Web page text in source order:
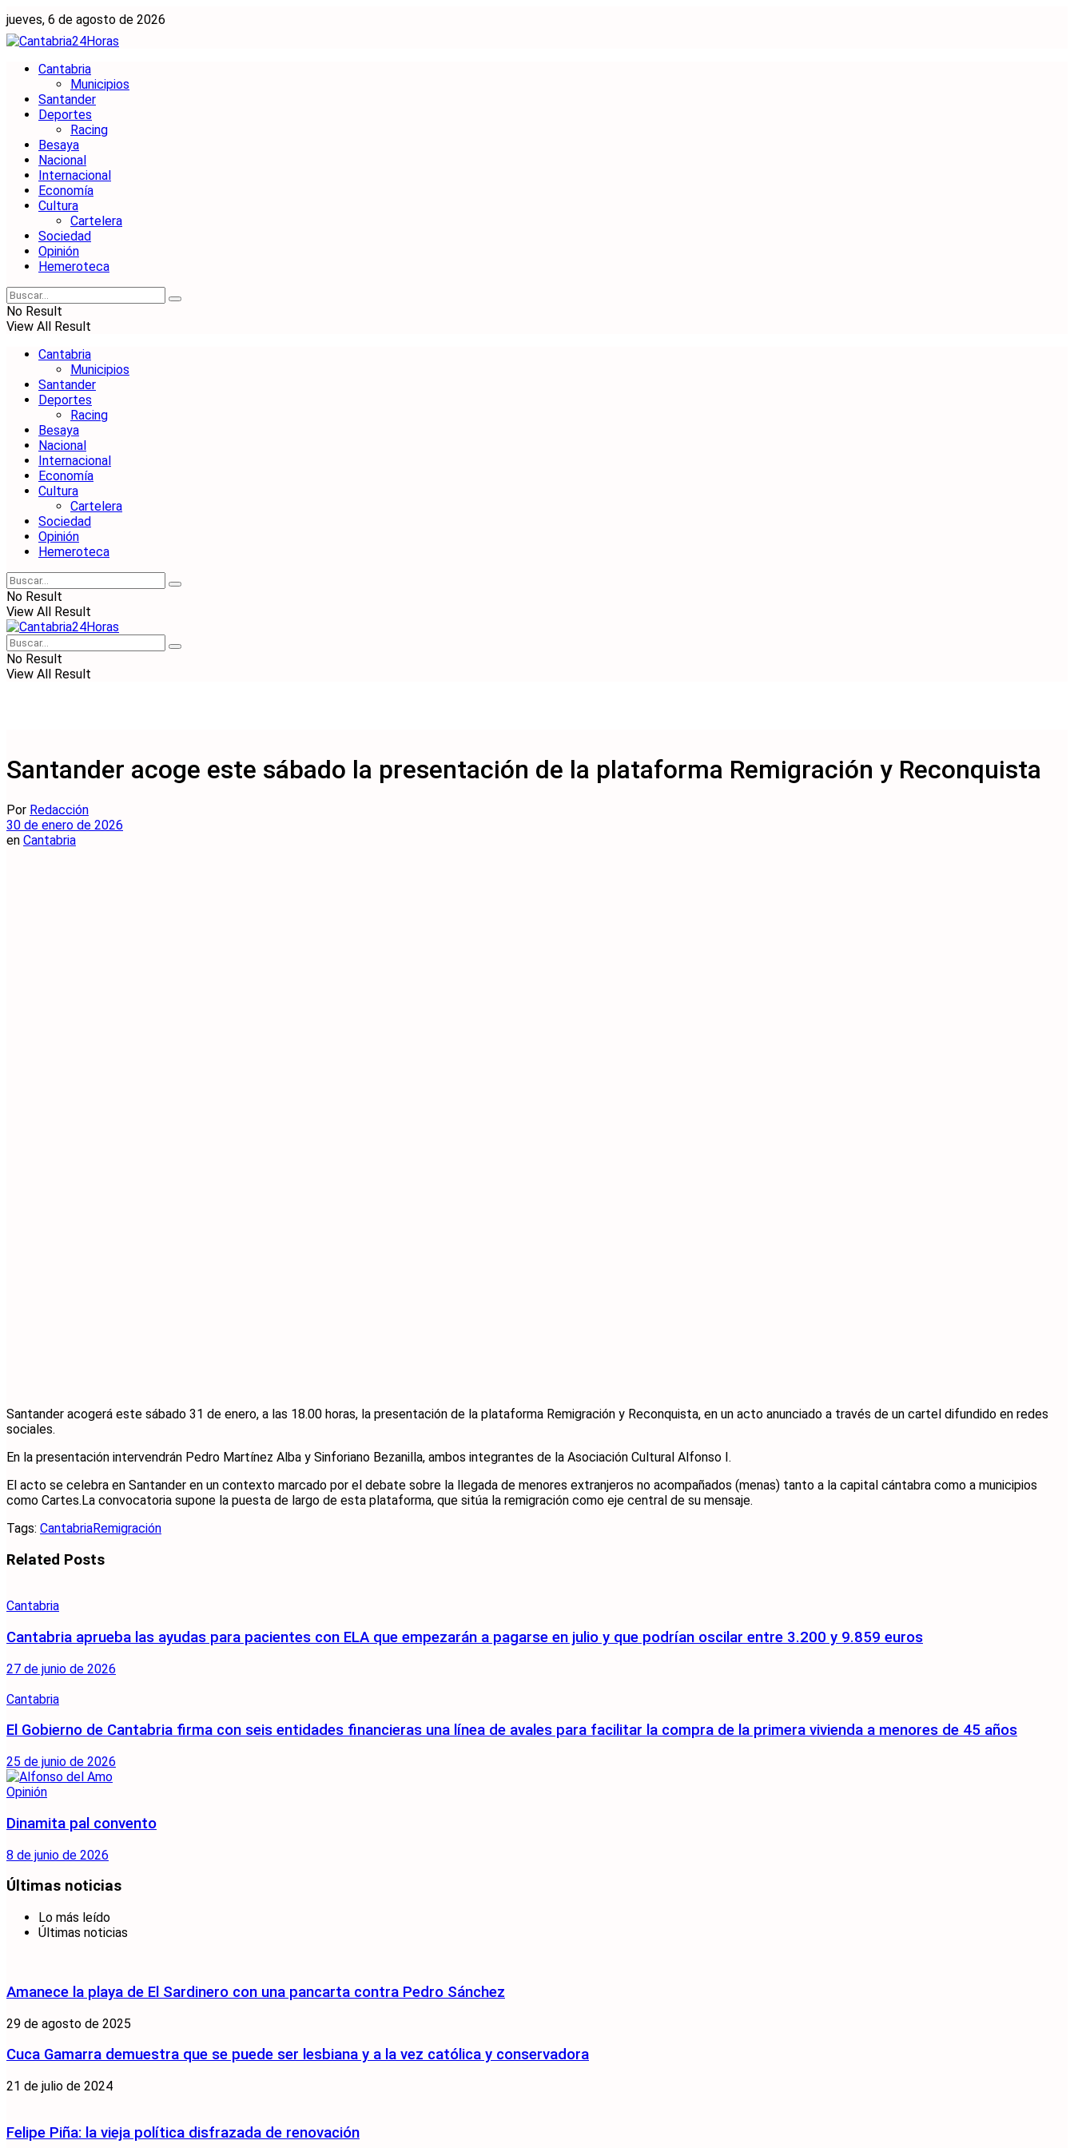
jueves, 6 de agosto de 2026
Cantabria
Municipios
Santander
Deportes
Racing
Besaya
Nacional
Internacional
Economía
Cultura
Cartelera
Sociedad
Opinión
Hemeroteca
No Result
View All Result
Cantabria
Municipios
Santander
Deportes
Racing
Besaya
Nacional
Internacional
Economía
Cultura
Cartelera
Sociedad
Opinión
Hemeroteca
No Result
View All Result
No Result
View All Result
Santander acoge este sábado la presentación de la plataforma Remigración y Reconquista
Por Redacción
30 de enero de 2026
en Cantabria
Santander acogerá este sábado 31 de enero, a las 18.00 horas, la presentación de la plataforma Remigración y Reconquista, en un acto anunciado a través de un cartel difundido en redes
sociales.
En la presentación intervendrán Pedro Martínez Alba y Sinforiano Bezanilla, ambos integrantes de la Asociación Cultural Alfonso I.
El acto se celebra en Santander en un contexto marcado por el debate sobre la llegada de menores extranjeros no acompañados (menas) tanto a la capital cántabra como a municipios
como Cartes.La convocatoria supone la puesta de largo de esta plataforma, que sitúa la remigración como eje central de su mensaje.
Tags: CantabriaRemigración
Related Posts
Cantabria
Cantabria aprueba las ayudas para pacientes con ELA que empezarán a pagarse en julio y que podrían oscilar entre 3.200 y 9.859 euros
27 de junio de 2026
Cantabria
El Gobierno de Cantabria firma con seis entidades financieras una línea de avales para facilitar la compra de la primera vivienda a menores de 45 años
25 de junio de 2026
Opinión
Dinamita pal convento
8 de junio de 2026
Últimas noticias
Lo más leído
Últimas noticias
Amanece la playa de El Sardinero con una pancarta contra Pedro Sánchez
29 de agosto de 2025
Cuca Gamarra demuestra que se puede ser lesbiana y a la vez católica y conservadora
21 de julio de 2024
Felipe Piña: la vieja política disfrazada de renovación